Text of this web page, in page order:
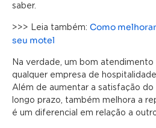
saber.
>>> Leia também: Como
seu motel
Na verdade, um bom
qualquer empresa de
Além de aumentar a satisfação
longo prazo, também melhora a
é um diferencial em relação a